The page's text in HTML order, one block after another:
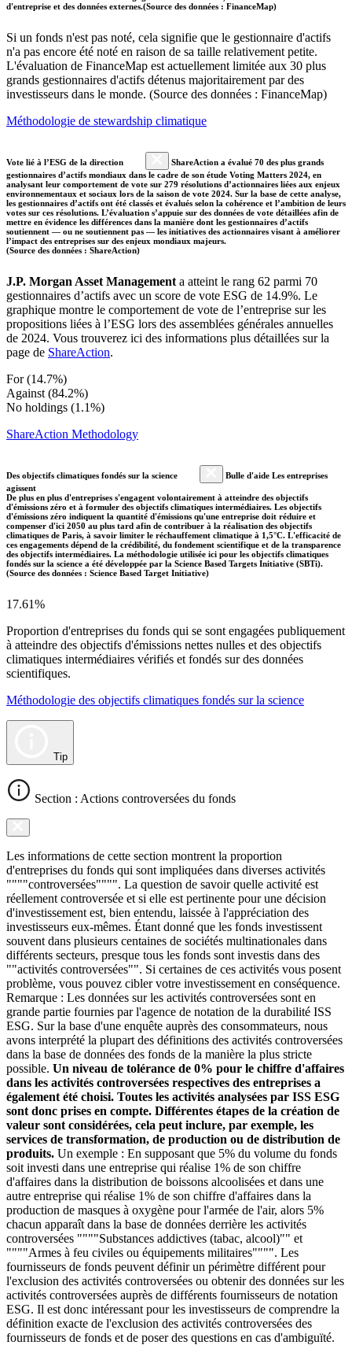
d'entreprise et des données externes.(Source des données : FinanceMap)
Si un fonds n'est pas noté, cela signifie que le gestionnaire d'actifs
n'a pas encore été noté en raison de sa taille relativement petite.
L'évaluation de FinanceMap est actuellement limitée aux 30 plus
grands gestionnaires d'actifs détenus majoritairement par des
investisseurs dans le monde. (Source des données : FinanceMap)
Méthodologie de stewardship climatique
Vote lié à l’ESG de la direction
ShareAction a évalué 70 des plus grands
gestionnaires d’actifs mondiaux dans le cadre de son étude Voting Matters 2024, en
analysant leur comportement de vote sur 279 résolutions d’actionnaires liées aux enjeux
environnementaux et sociaux lors de la saison de vote 2024. Sur la base de cette analyse,
les gestionnaires d’actifs ont été classés et évalués selon la cohérence et l’ambition de leurs
votes sur ces résolutions. L’évaluation s’appuie sur des données de vote détaillées afin de
mettre en évidence les différences dans la manière dont les gestionnaires d’actifs
soutiennent — ou ne soutiennent pas — les initiatives des actionnaires visant à améliorer
l’impact des entreprises sur des enjeux mondiaux majeurs.
(Source des données : ShareAction)
J.P. Morgan Asset Management a atteint le rang 62 parmi 70
gestionnaires d’actifs avec un score de vote ESG de 14.9%. Le
graphique montre le comportement de vote de l’entreprise sur les
propositions liées à l’ESG lors des assemblées générales annuelles
de 2024. Vous trouverez ici des informations plus détaillées sur la
page de ShareAction.
For (14.7%)
Against (84.2%)
No holdings (1.1%)
ShareAction Methodology
Des objectifs climatiques fondés sur la science
Bulle d'aide Les entreprises
agissent
De plus en plus d'entreprises s'engagent volontairement à atteindre des objectifs
d'émissions zéro et à formuler des objectifs climatiques intermédiaires. Les objectifs
d'émissions zéro indiquent la quantité d'émissions qu'une entreprise doit réduire et
compenser d'ici 2050 au plus tard afin de contribuer à la réalisation des objectifs
climatiques de Paris, à savoir limiter le réchauffement climatique à 1,5°C. L'efficacité de
ces engagements dépend de la crédibilité, du fondement scientifique et de la transparence
des objectifs intermédiaires. La méthodologie utilisée ici pour les objectifs climatiques
fondés sur la science a été développée par la Science Based Targets Initiative (SBTi).
(Source des données : Science Based Target Initiative)
17.61%
Proportion d'entreprises du fonds qui se sont engagées publiquement
à atteindre des objectifs d'émissions nettes nulles et des objectifs
climatiques intermédiaires vérifiés et fondés sur des données
scientifiques.
Méthodologie des objectifs climatiques fondés sur la science
Tip
Section : Actions controversées du fonds
Les informations de cette section montrent la proportion
d'entreprises du fonds qui sont impliquées dans diverses activités
""""controversées"""". La question de savoir quelle activité est
réellement controversée et si elle est pertinente pour une décision
d'investissement est, bien entendu, laissée à l'appréciation des
investisseurs eux-mêmes. Étant donné que les fonds investissent
souvent dans plusieurs centaines de sociétés multinationales dans
différents secteurs, presque tous les fonds sont investis dans des
""activités controversées"". Si certaines de ces activités vous posent
problème, vous pouvez cibler votre investissement en conséquence.
Remarque : Les données sur les activités controversées sont en
grande partie fournies par l'agence de notation de la durabilité ISS
ESG. Sur la base d'une enquête auprès des consommateurs, nous
avons interprété la plupart des définitions des activités controversées
dans la base de données des fonds de la manière la plus stricte
possible. Un niveau de tolérance de 0% pour le chiffre d'affaires
dans les activités controversées respectives des entreprises a
également été choisi. Toutes les activités analysées par ISS ESG
sont donc prises en compte. Différentes étapes de la création de
valeur sont considérées, cela peut inclure, par exemple, les
services de transformation, de production ou de distribution de
produits. Un exemple : En supposant que 5% du volume du fonds
soit investi dans une entreprise qui réalise 1% de son chiffre
d'affaires dans la distribution de boissons alcoolisées et dans une
autre entreprise qui réalise 1% de son chiffre d'affaires dans la
production de masques à oxygène pour l'armée de l'air, alors 5%
chacun apparaît dans la base de données derrière les activités
controversées """"Substances addictives (tabac, alcool)"" et
""""Armes à feu civiles ou équipements militaires"""". Les
fournisseurs de fonds peuvent définir un périmètre différent pour
l'exclusion des activités controversées ou obtenir des données sur les
activités controversées auprès de différents fournisseurs de notation
ESG. Il est donc intéressant pour les investisseurs de comprendre la
définition exacte de l'exclusion des activités controversées des
fournisseurs de fonds et de poser des questions en cas d'ambiguïté.